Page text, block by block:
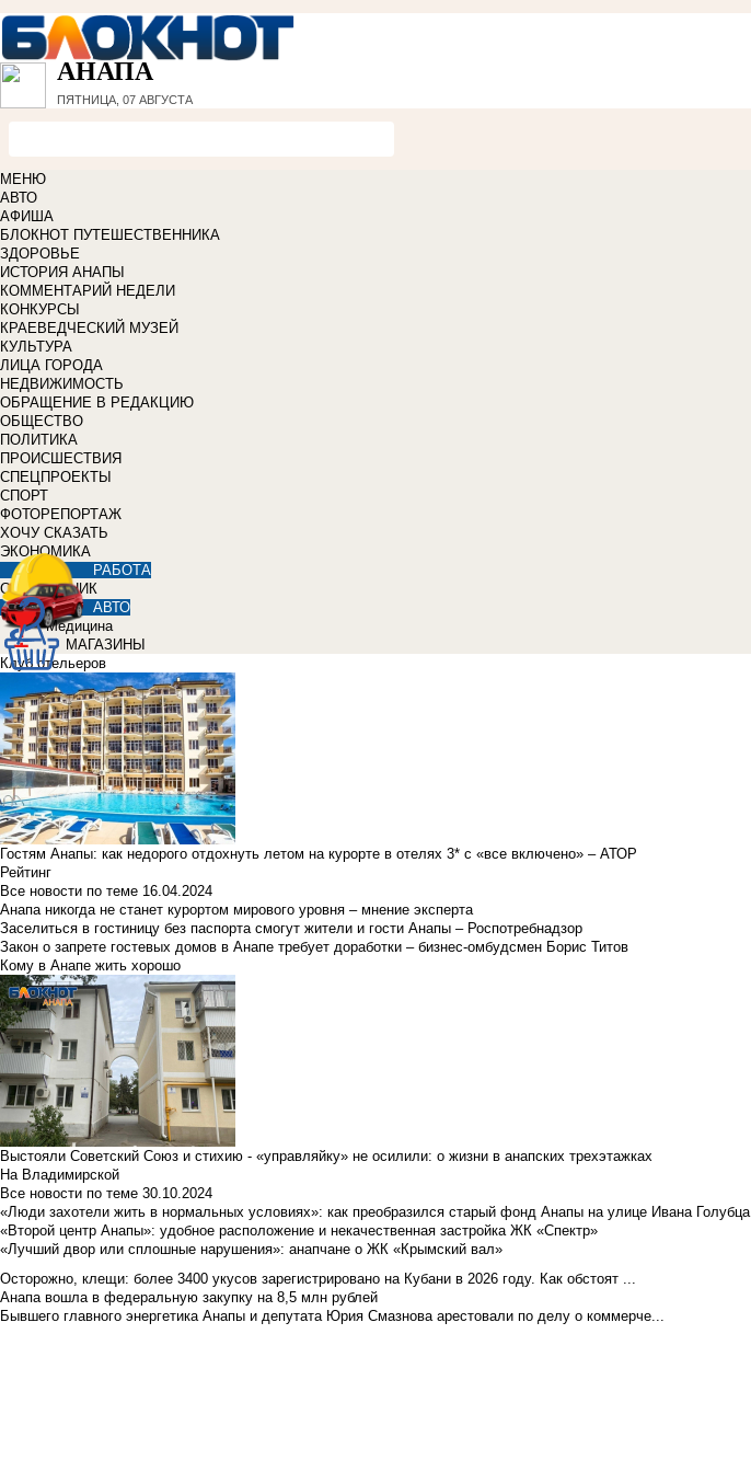
АНАПА
ПЯТНИЦА, 07 АВГУСТА
МЕНЮ
АВТО
АФИША
БЛОКНОТ ПУТЕШЕСТВЕННИКА
ЗДОРОВЬЕ
ИСТОРИЯ АНАПЫ
КОММЕНТАРИЙ НЕДЕЛИ
КОНКУРСЫ
КРАЕВЕДЧЕСКИЙ МУЗЕЙ
КУЛЬТУРА
ЛИЦА ГОРОДА
НЕДВИЖИМОСТЬ
ОБРАЩЕНИЕ В РЕДАКЦИЮ
ОБЩЕСТВО
ПОЛИТИКА
ПРОИСШЕСТВИЯ
СПЕЦПРОЕКТЫ
СПОРТ
ФОТОРЕПОРТАЖ
ХОЧУ СКАЗАТЬ
ЭКОНОМИКА
РАБОТА
СПРАВОЧНИК
АВТО
Медицина
МАГАЗИНЫ
Клуб отельеров
Гостям Анапы: как недорого отдохнуть летом на курорте в отелях 3* с «все включено» – АТОР
Рейтинг
Все новости по теме 16.04.2024
Анапа никогда не станет курортом мирового уровня – мнение эксперта
Заселиться в гостиницу без паспорта смогут жители и гости Анапы – Роспотребнадзор
Закон о запрете гостевых домов в Анапе требует доработки – бизнес-омбудсмен Борис Титов
Кому в Анапе жить хорошо
Выстояли Советский Союз и стихию - «управляйку» не осилили: о жизни в анапских трехэтажках
На Владимирской
Все новости по теме 30.10.2024
«Люди захотели жить в нормальных условиях»: как преобразился старый фонд Анапы на улице Ивана Голубца
«Второй центр Анапы»: удобное расположение и некачественная застройка ЖК «Спектр»
«Лучший двор или сплошные нарушения»: анапчане о ЖК «Крымский вал»
Осторожно, клещи: более 3400 укусов зарегистрировано на Кубани в 2026 году. Как обстоят ...
Анапа вошла в федеральную закупку на 8,5 млн рублей
Бывшего главного энергетика Анапы и депутата Юрия Смазнова арестовали по делу о коммерче...